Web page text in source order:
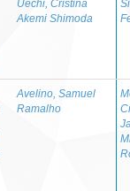
Uechi, Cristina
Akemi Shimoda
Avelino, Samuel
Ramalho